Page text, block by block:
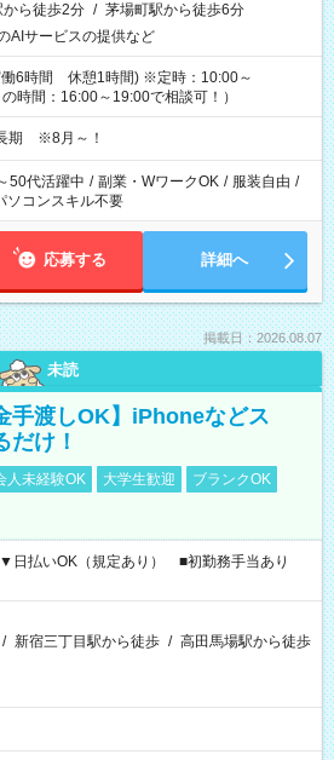
から徒歩2分 / 茅場町駅から徒歩6分
AIサービスの提供など
働6時間 休憩1時間) ※定時：10:00～
時間：16:00～19:00で相談可！）
期 ※8月～！
50代活躍中 / 副業・WワークOK / 服装自由 /
ソコンスキル不要
応募する 詳細へ
掲載日：2026.08.07
未読
手渡しOK】iPhoneなどス
だけ！
人未経験OK 大学生歓迎
ブランクOK
払いOK（規定あり） ■初勤務手当あり
/ 新宿三丁目駅から徒歩 / 高田馬場駅から徒歩